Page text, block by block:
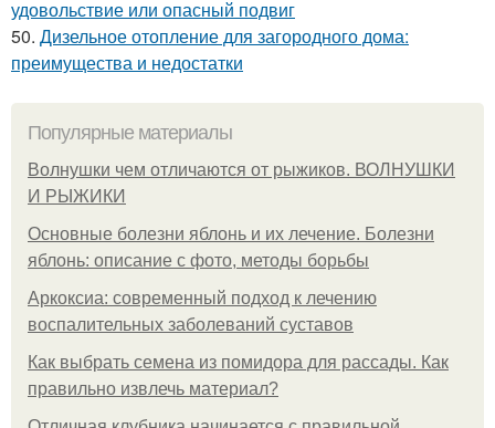
удовольствие или опасный подвиг
50. Дизельное отопление для загородного дома:
преимущества и недостатки
Популярные материалы
Волнушки чем отличаются от рыжиков. ВОЛНУШКИ
И РЫЖИКИ
Основные болезни яблонь и их лечение. Болезни
яблонь: описание с фото, методы борьбы
Аркоксиа: современный подход к лечению
воспалительных заболеваний суставов
Как выбрать семена из помидора для рассады. Как
правильно извлечь материал?